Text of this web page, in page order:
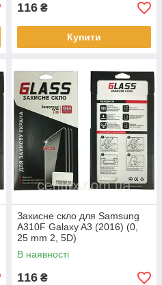
116 ₴
Купити
Захисне скло для Samsung
A310F Galaxy A3 (2016) (0,
25 mm 2, 5D)
В наявності
116 ₴